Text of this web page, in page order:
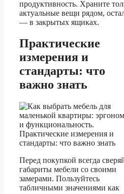
продуктивность. Храните
актуальные вещи рядом,
— в закрытых ящиках.
Практические
измерения и
стандарты: что
важно знать
Перед покупкой всегда
габариты мебели со своими
замерами. Пользуйтесь
табличными значениями как